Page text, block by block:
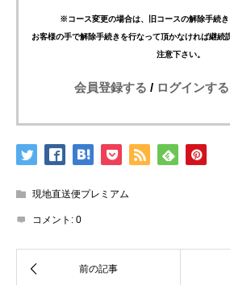
※コース変更の場合は、旧コースの解除手続き
お客様の手で解除手続きを行なって頂かなければ継続
注意下さい。
会員登録する / ログインする
現地直送便プレミアム
コメント: 0